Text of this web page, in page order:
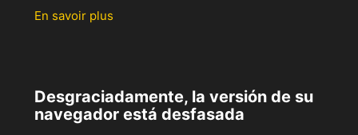
En savoir plus
Desgraciadamente, la versión de su
navegador está desfasada